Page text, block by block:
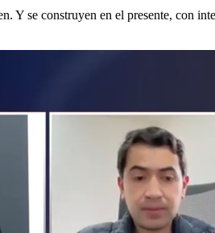
Y se construyen en el presente, con